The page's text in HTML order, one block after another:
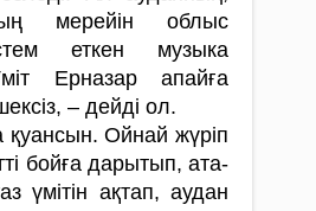
мерейін облыс
еткен музыка
Ерназар апайға
– дейді ол.
қуансын. Ойнай жүріп
бойға дарытып, ата-
үмітін ақтап, аудан